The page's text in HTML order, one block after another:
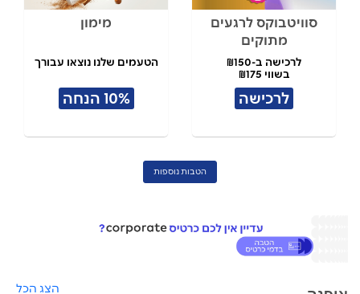
סוויטבוקס לרגעים
מתוקים
לרכישה ב-₪150
בשווי ₪175
לרכישה
מימון
הטעמים שלנו נוצאו עבורך
10% הנחה
הטבות נוספות
הצג הכל